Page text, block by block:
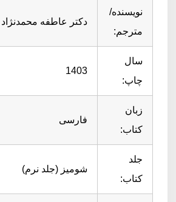
نویسنده/
مترجم:
دکتر عاطفه محمدنژاد
سال
چاپ:
1403
زبان
کتاب:
فارسی
جلد
کتاب:
شومیز (جلد نرم)